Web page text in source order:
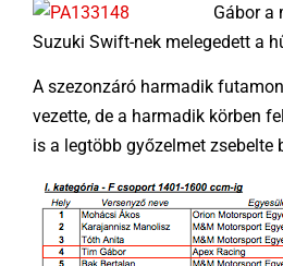
Gábor a
Suzuki Swift-nek melegedett a
A szezonzáró harmadik
vezette, de a harmadik körben
is a legtöbb győzelmet zsebelte